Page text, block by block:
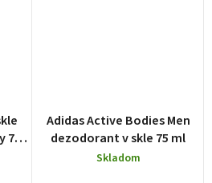
75
Adidas Active Bodies Men
dezodorant v skle 75 ml
Skladom